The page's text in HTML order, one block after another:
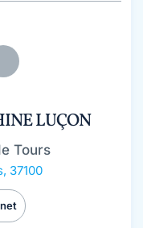
LUÇON
Tours
37100